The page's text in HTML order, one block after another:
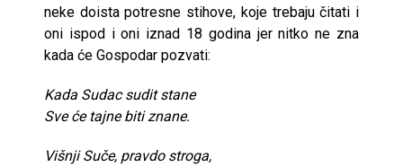
neke doista potresne stihove, koje trebaju čitati i
oni ispod i oni iznad 18 godina jer nitko ne zna
kada će Gospodar pozvati:
Kada Sudac sudit stane
Sve će tajne biti znane.
Višnji Suče, pravdo stroga,